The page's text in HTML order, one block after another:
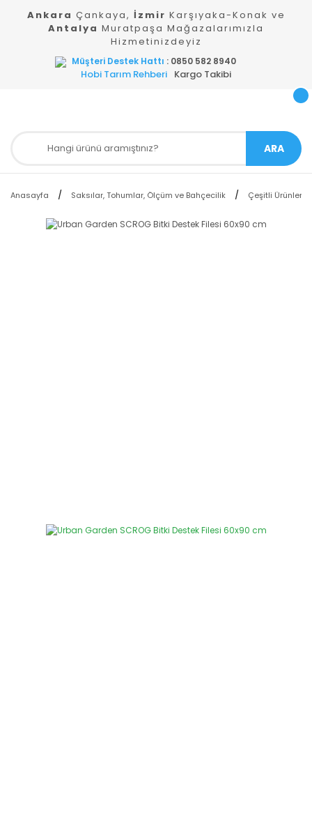
Ankara Çankaya, İzmir Karşıyaka-Konak ve
Antalya Muratpaşa Mağazalarımızla
Hizmetinizdeyiz
Müşteri Destek Hattı : 0850 582 8940
Hobi Tarım Rehberi Kargo Takibi
ARA
Anasayfa Saksılar, Tohumlar, Ölçüm ve Bahçecilik Çeşitli Ürünler